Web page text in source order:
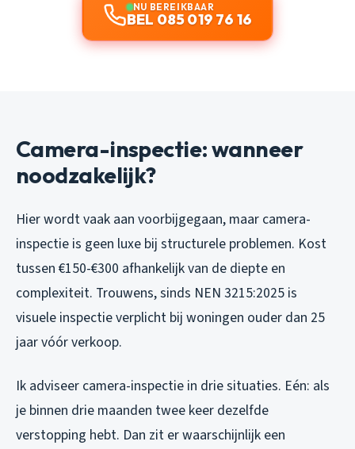
NU BEREIKBAAR
BEL 085 019 76 16
Camera-inspectie: wanneer
noodzakelijk?
Hier wordt vaak aan voorbijgegaan, maar camera-
inspectie is geen luxe bij structurele problemen. Kost
tussen €150-€300 afhankelijk van de diepte en
complexiteit. Trouwens, sinds NEN 3215:2025 is
visuele inspectie verplicht bij woningen ouder dan 25
jaar vóór verkoop.
Ik adviseer camera-inspectie in drie situaties. Eén: als
je binnen drie maanden twee keer dezelfde
verstopping hebt. Dan zit er waarschijnlijk een